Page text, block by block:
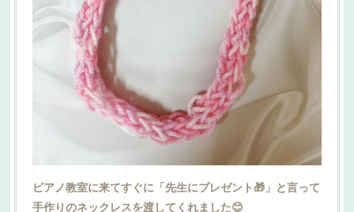
ピアノ教室に来てすぐに「先生にプレゼント🎁」と言って
手作りのネックレスを渡してくれました😊